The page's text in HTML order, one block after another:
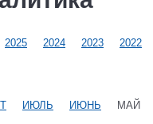
2025 2024 2023 2022
ИЮЛЬ ИЮНЬ МАЙ